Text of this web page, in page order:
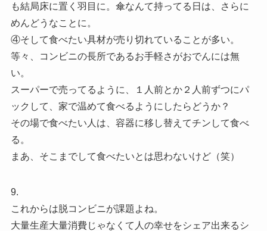
も結局床に置く羽目に。傘なんて持ってる日は、さらに
めんどうなことに。
④そして食べたい具材が売り切れていることが多い。
等々、コンビニの長所であるお手軽さがおでんには無
い。
スーパーで売ってるように、１人前とか２人前ずつにパ
ックして、家で温めて食べるようにしたらどうか？
その場で食べたい人は、容器に移し替えてチンして食べ
る。
まあ、そこまでして食べたいとは思わないけど（笑）
9.
これからは脱コンビニが課題よね。
大量生産大量消費じゃなくて人の幸せをシェア出来るシ